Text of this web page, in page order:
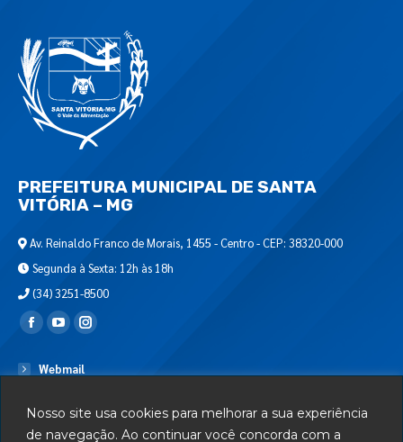
Nosso site usa cookies para melhorar a sua experiência
de navegação. Ao continuar você concorda com a
PREFEITURA MUNICIPAL DE SANTA
VITÓRIA – MG
Av. Reinaldo Franco de Morais, 1455 - Centro - CEP: 38320-000
Segunda à Sexta: 12h às 18h
(34) 3251-8500
Encontre-nos em:
Webmail
Serviços